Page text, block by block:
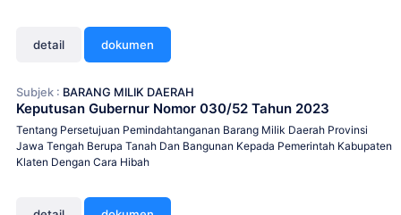
detail dokumen
Subjek : BARANG MILIK DAERAH
Keputusan Gubernur Nomor 030/52 Tahun 2023
Tentang Persetujuan Pemindahtanganan Barang Milik Daerah Provinsi
Jawa Tengah Berupa Tanah Dan Bangunan Kepada Pemerintah Kabupaten
Klaten Dengan Cara Hibah